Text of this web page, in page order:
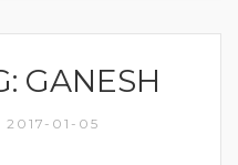
GANESH
2017-01-05